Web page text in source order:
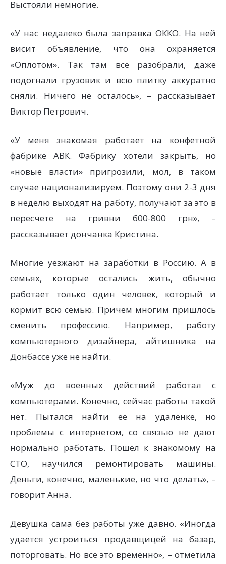
Выстояли немногие.
«У нас недалеко была заправка ОККО. На ней
висит объявление, что она охраняется
«Оплотом». Так там все разобрали, даже
подогнали грузовик и всю плитку аккуратно
сняли. Ничего не осталось», – рассказывает
Виктор Петрович.
«У меня знакомая работает на конфетной
фабрике АВК. Фабрику хотели закрыть, но
«новые власти» пригрозили, мол, в таком
случае национализируем. Поэтому они 2-3 дня
в неделю выходят на работу, получают за это в
пересчете на гривни 600-800 грн», –
рассказывает дончанка Кристина.
Многие уезжают на заработки в Россию. А в
семьях, которые остались жить, обычно
работает только один человек, который и
кормит всю семью. Причем многим пришлось
сменить профессию. Например, работу
компьютерного дизайнера, айтишника на
Донбассе уже не найти.
«Муж до военных действий работал с
компьютерами. Конечно, сейчас работы такой
нет. Пытался найти ее на удаленке, но
проблемы с интернетом, со связью не дают
нормально работать. Пошел к знакомому на
СТО, научился ремонтировать машины.
Деньги, конечно, маленькие, но что делать», –
говорит Анна.
Девушка сама без работы уже давно. «Иногда
удается устроиться продавщицей на базар,
поторговать. Но все это временно», – отметила